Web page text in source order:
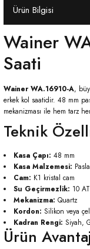
Ürün Bilgisi
Wainer
Saati
Wainer WA.16910-A,
erkek kol saatidir. 48 mm
mekanizması ile hem tarz
Teknik
Kasa Çapı: 48 mm
Kasa Malzemesi:
Cam: K1 kristal cam
Su Geçirmezlik: 10
Mekanizma: Quartz
Kordon: Silikon veya
Kadran Rengi: Siyah,
Ürün